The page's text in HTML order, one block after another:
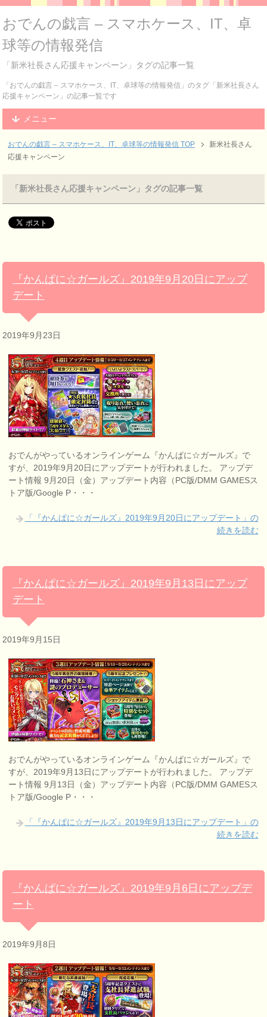
おでんの戯言 – スマホケース、IT、卓
球等の情報発信
「新米社長さん応援キャンペーン」タグの記事一覧
「おでんの戯言 – スマホケース、IT、卓球等の情報発信」のタグ「新米社長さん
応援キャンペーン」の記事一覧です
メニュー
おでんの戯言 – スマホケース、IT、卓球等の情報発信 TOP
新米社長さん
応援キャンペーン
「新米社長さん応援キャンペーン」タグの記事一覧
『かんぱに☆ガールズ』2019年9月20日にアップ
デート
2019年9月23日
おでんがやっているオンラインゲーム『かんぱに☆ガールズ』で
すが、2019年9月20日にアップデートが行われました。 アップデ
ート情報 9月20日（金）アップデート内容（PC版/DMM GAMESス
トア版/Google P・・・
「『かんぱに☆ガールズ』2019年9月20日にアップデート」の
続きを読む
『かんぱに☆ガールズ』2019年9月13日にアップ
デート
2019年9月15日
おでんがやっているオンラインゲーム『かんぱに☆ガールズ』で
すが、2019年9月13日にアップデートが行われました。 アップデ
ート情報 9月13日（金）アップデート内容（PC版/DMM GAMESス
トア版/Google P・・・
「『かんぱに☆ガールズ』2019年9月13日にアップデート」の
続きを読む
『かんぱに☆ガールズ』2019年9月6日にアップデ
ート
2019年9月8日